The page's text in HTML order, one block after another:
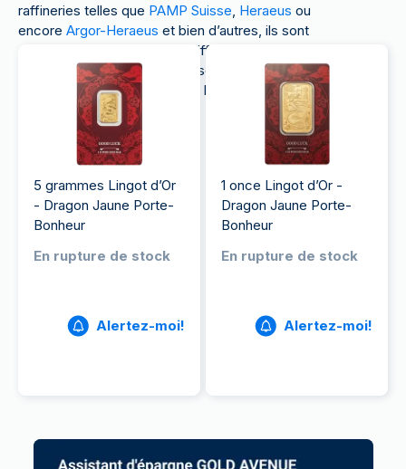
raffineries telles que PAMP Suisse, Heraeus ou
encore Argor-Heraeus et bien d’autres, ils sont
disponibles à la vente sous différents
poidspermettant aux investisseurs débutants
comme aguerris d’acheter un lingot d’or à un prix
qui leur convient.
5 grammes Lingot d’Or
- Dragon Jaune Porte-
Bonheur
En rupture de stock
Alertez-moi!
1 once Lingot d’Or -
Dragon Jaune Porte-
Bonheur
En rupture de stock
Alertez-moi!